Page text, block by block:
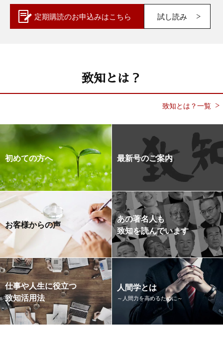
定期購読のお申込みはこちら 試し読み
致知とは？
致知とは？一覧
初めての方へ 最新号のご案内
お客様からの声
あの著名人も
致知を読んでいます
仕事や人生に役立つ
致知活用法
人間学とは
～人間力を高めるために～